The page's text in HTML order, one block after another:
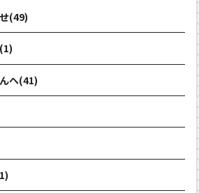
(49)
へ(41)